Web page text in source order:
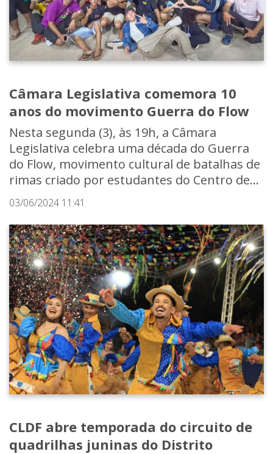
Câmara Legislativa comemora 10
anos do movimento Guerra do Flow
Nesta segunda (3), às 19h, a Câmara
Legislativa celebra uma década do Guerra
do Flow, movimento cultural de batalhas de
rimas criado por estudantes do Centro de...
03/06/2024 11:41
CLDF abre temporada do circuito de
quadrilhas juninas do Distrito